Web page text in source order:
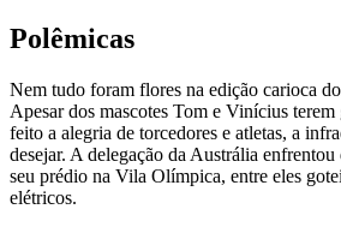
Polêmicas
Nem tudo foram flores na edição carioca
Apesar dos mascotes Tom e Vinícius
feito a alegria de torcedores e atletas, a
desejar. A delegação da Austrália
seu prédio na Vila Olímpica, entre eles
elétricos.